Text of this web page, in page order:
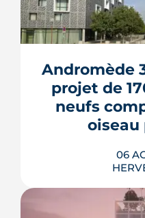
Andromède
projet de
neufs
oiseau
06